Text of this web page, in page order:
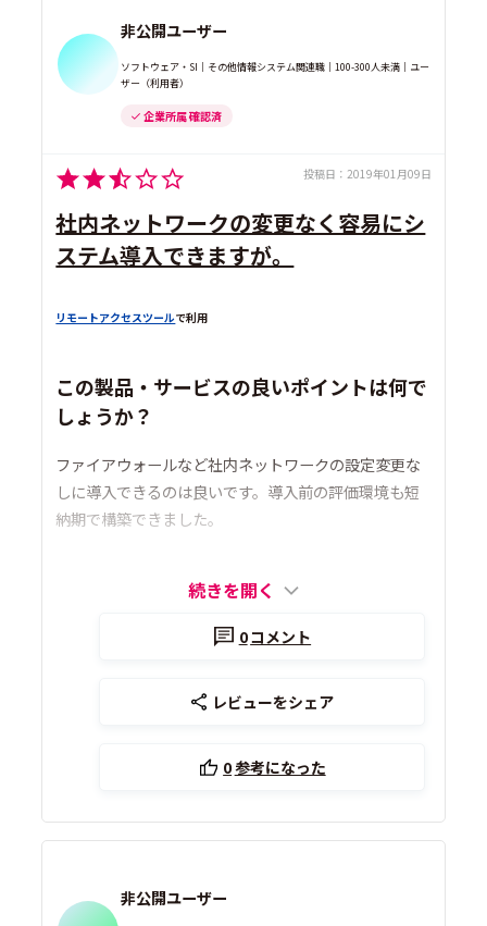
非公開ユーザー
ソフトウェア・SI｜その他情報システム関連職｜100-300人未満｜ユー
ザー（利用者）
企業所属 確認済
投稿日： 2019年01月09日
社内ネットワークの変更なく容易にシ
ステム導入できますが。
リモートアクセスツールで利用
この製品・サービスの良いポイントは何で
しょうか？
ファイアウォールなど社内ネットワークの設定変更な
しに導入できるのは良いです。導入前の評価環境も短
納期で構築できました。
続きを開く
0コメント
レビューをシェア
0参考になった
非公開ユーザー